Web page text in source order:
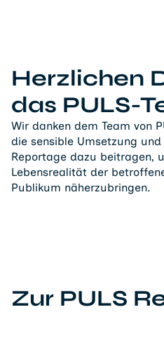
Herzlichen
das PULS-
Wir danken dem Team von
die sensible Umsetzung
Reportage dazu beitragen,
Lebensrealität der
Publikum näherzubringen.
Zur PULS